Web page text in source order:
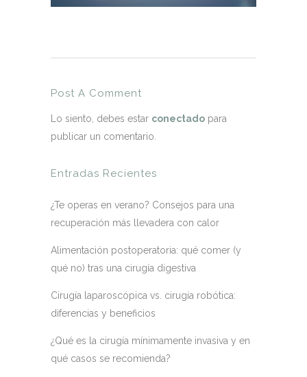
Post A Comment
Lo siento, debes estar conectado para
publicar un comentario.
Entradas Recientes
¿Te operas en verano? Consejos para una
recuperación más llevadera con calor
Alimentación postoperatoria: qué comer (y
qué no) tras una cirugía digestiva
Cirugía laparoscópica vs. cirugía robótica:
diferencias y beneficios
¿Qué es la cirugía mínimamente invasiva y en
qué casos se recomienda?